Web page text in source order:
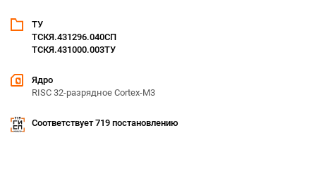
ТУ
ТСКЯ.431296.040CП
ТСКЯ.431000.003ТУ
Ядро
RISC 32-разрядное Cortex-M3
Соответствует 719 постановлению